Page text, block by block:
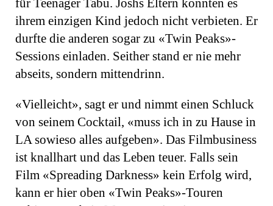
für Teenager Tabu. Joshs Eltern konnten es
ihrem einzigen Kind jedoch nicht verbieten. Er
durfte die anderen sogar zu «Twin Peaks»-
Sessions einladen. Seither stand er nie mehr
abseits, sondern mittendrinn.
«Vielleicht», sagt er und nimmt einen Schluck
von seinem Cocktail, «muss ich in zu Hause in
LA sowieso alles aufgeben». Das Filmbusiness
ist knallhart und das Leben teuer. Falls sein
Film «Spreading Darkness» kein Erfolg wird,
kann er hier oben «Twin Peaks»-Touren